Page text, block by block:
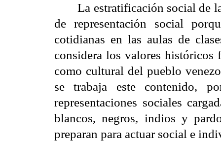
La estratificación social de
de representación social
cotidianas en las aulas de
considera los valores
como cultural del pueblo
se trabaja este contenido,
representaciones sociales
blancos, negros, indios y
preparan para actuar social e